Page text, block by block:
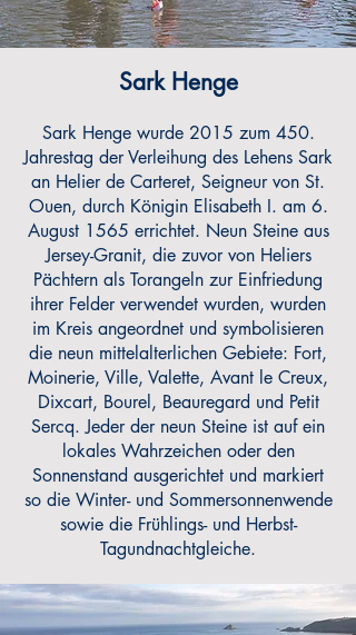
Sark Henge
Sark Henge wurde 2015 zum 450.
Jahrestag der Verleihung des Lehens Sark
an Helier de Carteret, Seigneur von St.
Ouen, durch Königin Elisabeth I. am 6.
August 1565 errichtet. Neun Steine ​​aus
Jersey-Granit, die zuvor von Heliers
Pächtern als Torangeln zur Einfriedung
ihrer Felder verwendet wurden, wurden
im Kreis angeordnet und symbolisieren
die neun mittelalterlichen Gebiete: Fort,
Moinerie, Ville, Valette, Avant le Creux,
Dixcart, Bourel, Beauregard und Petit
Sercq. Jeder der neun Steine ​​ist auf ein
lokales Wahrzeichen oder den
Sonnenstand ausgerichtet und markiert
so die Winter- und Sommersonnenwende
sowie die Frühlings- und Herbst-
Tagundnachtgleiche.